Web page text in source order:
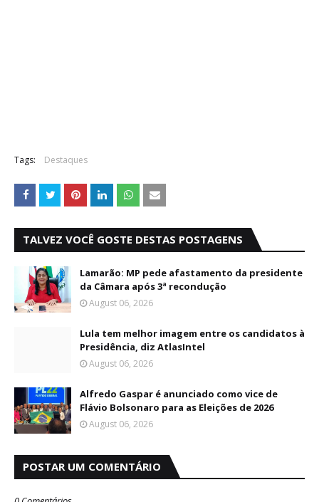
Tags: Destaques
TALVEZ VOCÊ GOSTE DESTAS POSTAGENS
Lamarão: MP pede afastamento da presidente
da Câmara após 3ª recondução
August 06, 2026
Lula tem melhor imagem entre os candidatos à
Presidência, diz AtlasIntel
August 06, 2026
Alfredo Gaspar é anunciado como vice de
Flávio Bolsonaro para as Eleições de 2026
August 06, 2026
POSTAR UM COMENTÁRIO